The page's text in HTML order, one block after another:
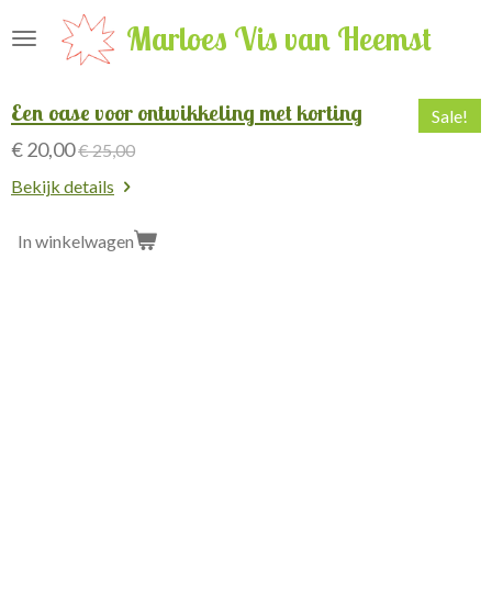
direct
de
hoofdinhoud
Marloes Vis van Heemst
Sale!
Een oase voor ontwikkeling met korting
€ 20,00€ 25,00
Bekijk details
In winkelwagen